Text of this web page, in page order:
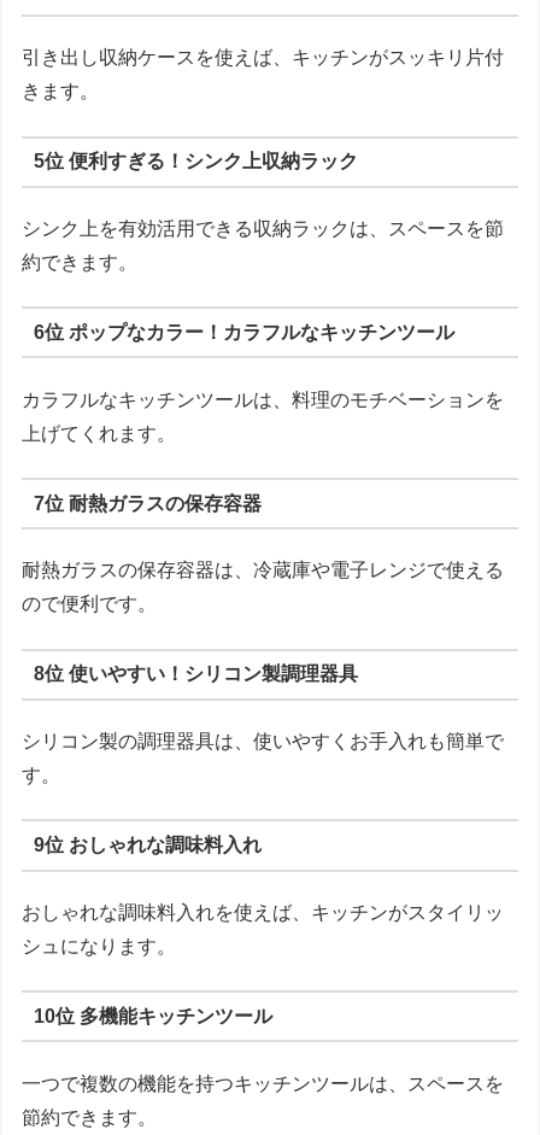
引き出し収納ケースを使えば、キッチンがスッキリ片付
きます。
5位 便利すぎる！シンク上収納ラック
シンク上を有効活用できる収納ラックは、スペースを節
約できます。
6位 ポップなカラー！カラフルなキッチンツール
カラフルなキッチンツールは、料理のモチベーションを
上げてくれます。
7位 耐熱ガラスの保存容器
耐熱ガラスの保存容器は、冷蔵庫や電子レンジで使える
ので便利です。
8位 使いやすい！シリコン製調理器具
シリコン製の調理器具は、使いやすくお手入れも簡単で
す。
9位 おしゃれな調味料入れ
おしゃれな調味料入れを使えば、キッチンがスタイリッ
シュになります。
10位 多機能キッチンツール
一つで複数の機能を持つキッチンツールは、スペースを
節約できます。